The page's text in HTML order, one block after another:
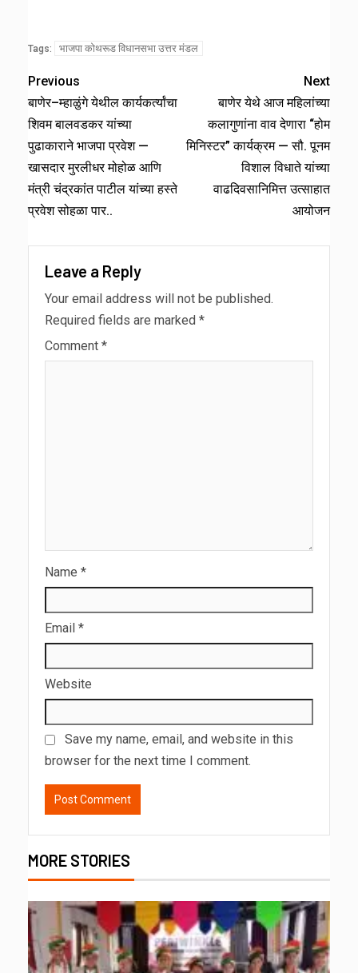
Tags: भाजपा कोथरूड विधानसभा उत्तर मंडल
Previous
बाणेर–म्हाळुंगे येथील कार्यकर्त्यांचा
शिवम बालवडकर यांच्या
पुढाकाराने भाजपा प्रवेश —
खासदार मुरलीधर मोहोळ आणि
मंत्री चंद्रकांत पाटील यांच्या हस्ते
प्रवेश सोहळा पार..
Next
बाणेर येथे आज महिलांच्या
कलागुणांना वाव देणारा “होम
मिनिस्टर” कार्यक्रम — सौ. पूनम
विशाल विधाते यांच्या
वाढदिवसानिमित्त उत्साहात
आयोजन
Leave a Reply
Your email address will not be published.
Required fields are marked *
Comment *
Name *
Email *
Website
Save my name, email, and website in this
browser for the next time I comment.
MORE STORIES